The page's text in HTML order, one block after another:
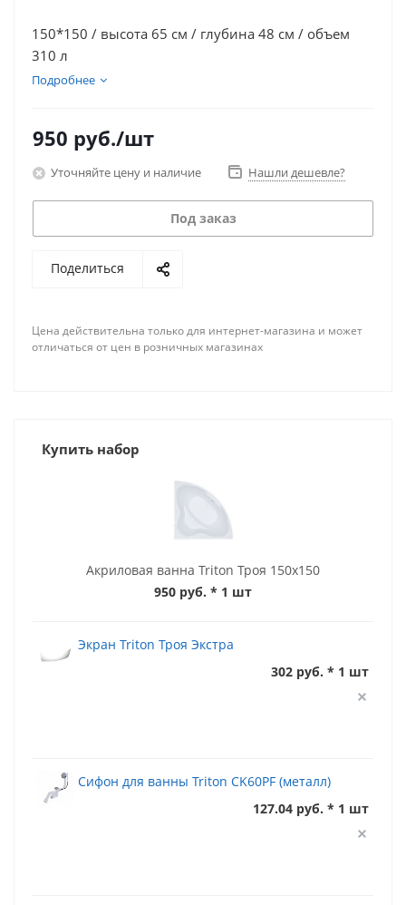
150*150 / высота 65 см / глубина 48 см / объем
310 л
Подробнее
950 руб./шт
Уточняйте цену и наличие Нашли дешевле?
Под заказ
Поделиться
Цена действительна только для интернет-магазина и может
отличаться от цен в розничных магазинах
Купить набор
Акриловая ванна Triton Троя 150x150
950 руб. * 1 шт
Экран Triton Троя Экстра
302 руб. * 1 шт
Сифон для ванны Triton CK60PF (металл)
127.04 руб. * 1 шт